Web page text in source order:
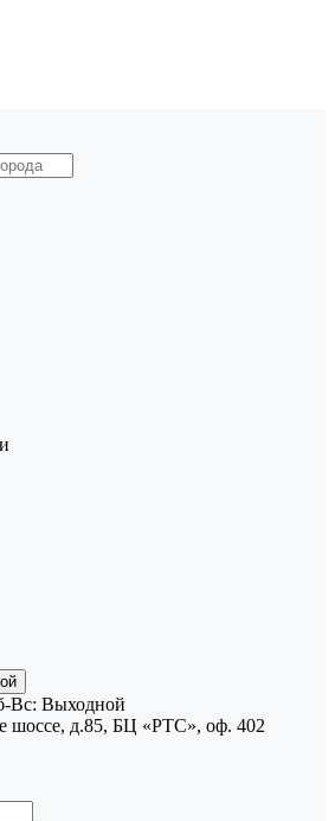
Вс: Выходной
шоссе, д.85, БЦ «РТС», оф. 402